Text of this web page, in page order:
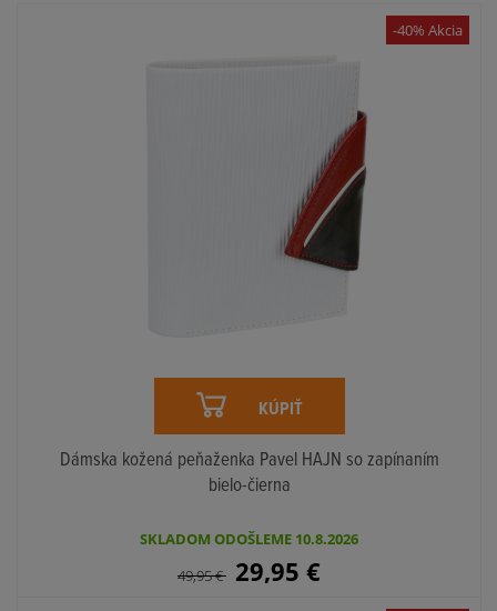
KÚPIŤ
Dámska kožená peňaženka Pavel HAJN so zapínaním
bielo-čierna
SKLADOM ODOŠLEME 10.8.2026
49,95€ 29,95 €
-40% Akcia